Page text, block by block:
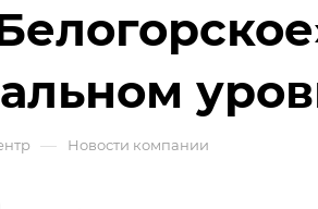
— Новости компании